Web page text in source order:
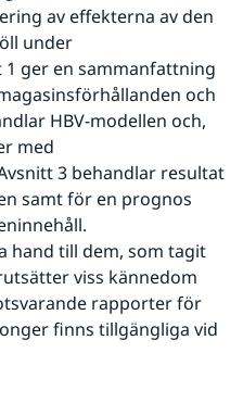
av effekterna av den
under
ger en sammanfattning
och
HBV-modellen och,
med
3 behandlar resultat
samt för en prognos
viss kännedom
rapporter för
finns tillgängliga vid